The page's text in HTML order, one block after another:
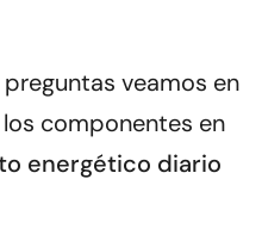
veamos en
componentes en
energético diario